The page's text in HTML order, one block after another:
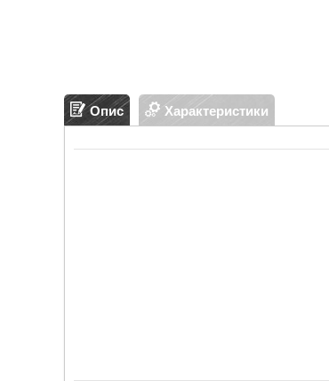
Опис Характеристики